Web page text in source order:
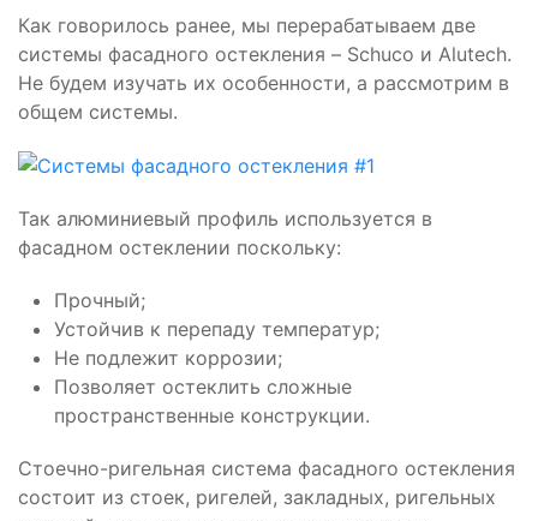
Как говорилось ранее, мы перерабатываем две
системы фасадного остекления – Schuco и Alutech.
Не будем изучать их особенности, а рассмотрим в
общем системы.
Так алюминиевый профиль используется в
фасадном остеклении поскольку:
Прочный;
Устойчив к перепаду температур;
Не подлежит коррозии;
Позволяет остеклить сложные
пространственные конструкции.
Стоечно-ригельная система фасадного остекления
состоит из стоек, ригелей, закладных, ригельных